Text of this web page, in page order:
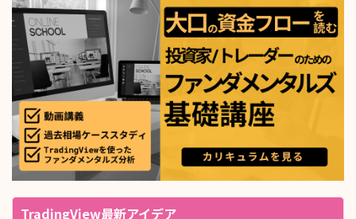
TradingView最新アイデア